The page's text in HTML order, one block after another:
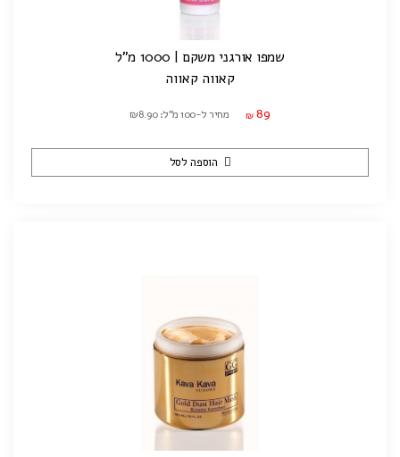
שמפו אורגני משקם | 1000 מ"ל
קאווה קאווה
₪ 89 מחיר ל-100 מ"ל: ₪8.90
הוספה לסל